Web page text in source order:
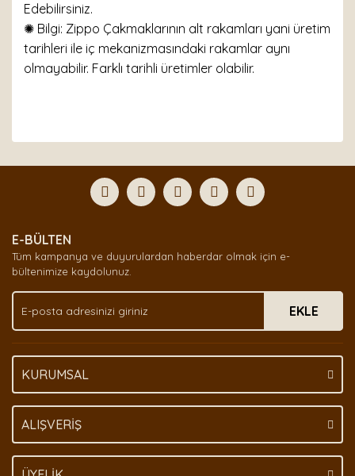
Edebilirsiniz.
✺ Bilgi: Zippo Çakmaklarının alt rakamları yani üretim
tarihleri ile iç mekanizmasındaki rakamlar aynı
olmayabilir. Farklı tarihli üretimler olabilir.
Yorum Yaz
formunu kullanarak tarafımıza iletebilirsiniz.
Görüş ve önerileriniz için teşekkür ederiz.
Ürün açıklamasında eksik bilgiler bulunuyor.
Ürün bilgilerinde hatalar bulunuyor.
Ürün fiyatı diğer sitelerden daha pahalı.
Bu ürüne benzer farklı alternatifler olmalı.
E-BÜLTEN
Tüm kampanya ve duyurulardan haberdar olmak için e-
bültenimize kaydolunuz.
EKLE
KURUMSAL
ALIŞVERİŞ